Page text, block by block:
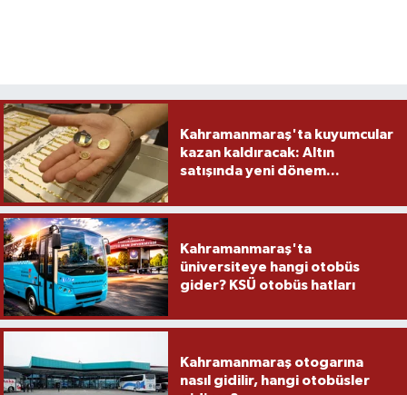
Kahramanmaraş'ta kuyumcular
kazan kaldıracak: Altın
satışında yeni dönem...
Kahramanmaraş'ta
üniversiteye hangi otobüs
gider? KSÜ otobüs hatları
Kahramanmaraş otogarına
nasıl gidilir, hangi otobüsler